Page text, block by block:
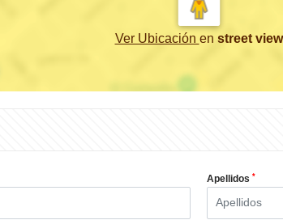
Ver Ubicación en street view
Apellidos *